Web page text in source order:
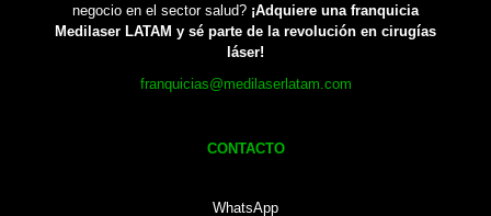
negocio en el sector salud? ¡Adquiere una franquicia
Medilaser LATAM y sé parte de la revolución en cirugías
láser!
franquicias@medilaserlatam.com
CONTACTO
WhatsApp